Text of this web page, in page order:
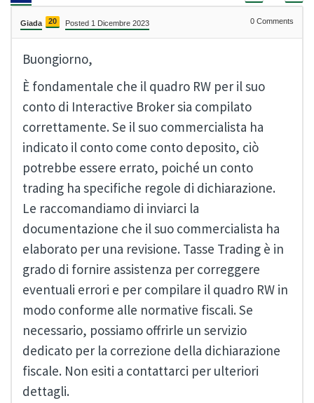
Giada 20 Posted 1 Dicembre 2023 0 Comments
Buongiorno,
È fondamentale che il quadro RW per il suo
conto di Interactive Broker sia compilato
correttamente. Se il suo commercialista ha
indicato il conto come conto deposito, ciò
potrebbe essere errato, poiché un conto
trading ha specifiche regole di dichiarazione.
Le raccomandiamo di inviarci la
documentazione che il suo commercialista ha
elaborato per una revisione. Tasse Trading è in
grado di fornire assistenza per correggere
eventuali errori e per compilare il quadro RW in
modo conforme alle normative fiscali. Se
necessario, possiamo offrirle un servizio
dedicato per la correzione della dichiarazione
fiscale. Non esiti a contattarci per ulteriori
dettagli.